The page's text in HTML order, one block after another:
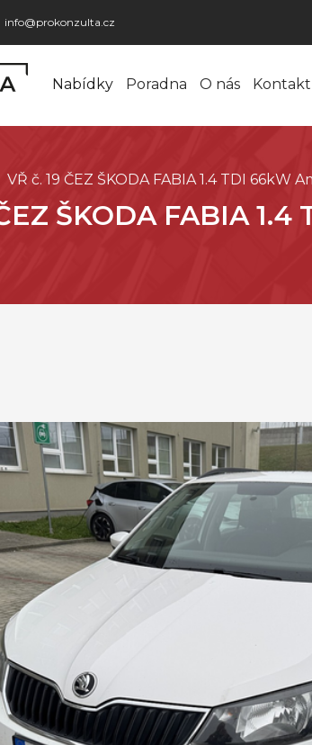
info@prokonzulta.cz
Nabídky Poradna O nás Kontakt
VŘ č. 19 ČEZ ŠKODA FABIA 1.4 TDI 66kW
ŠKODA FABIA